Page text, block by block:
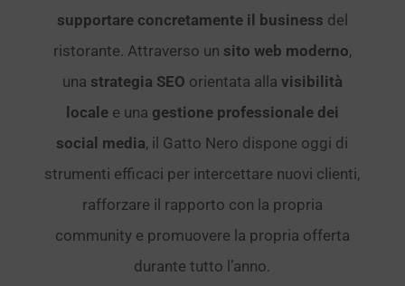
supportare concretamente il business del
ristorante. Attraverso un sito web moderno,
una strategia SEO orientata alla visibilità
localee una gestione professionale dei
social media, il Gatto Nero dispone oggi di
strumenti efficaci per intercettare nuovi clienti,
rafforzare il rapporto con la propria
community e promuovere la propria offerta
durante tutto l’anno.